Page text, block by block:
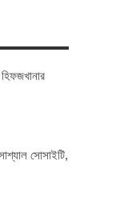
সোসাইটি,